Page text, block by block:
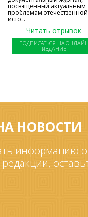
посвященный актуальным
проблемам отечественной
исто...
Читать отрывок
ПОДПИСАТЬСЯ НА
ИЗДАНИЕ
НОВОСТИ
информацию